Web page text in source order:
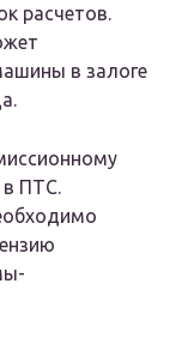
расчетов.
в залоге
в ПТС.